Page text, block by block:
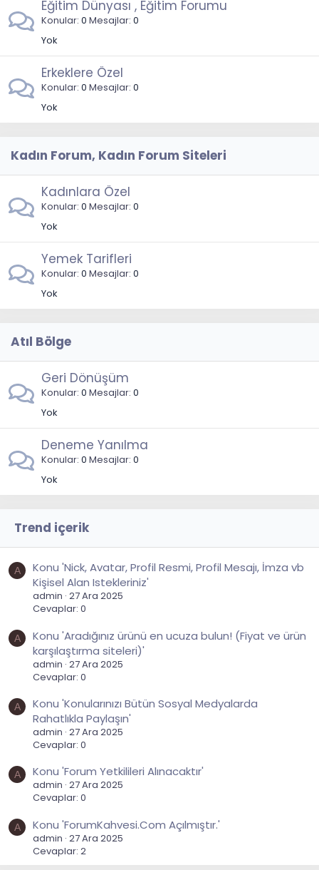
Eğitim Dünyası , Eğitim Forumu
Konular 0 Mesajlar 0
Yok
Erkeklere Özel
Konular 0 Mesajlar 0
Yok
Kadın Forum, Kadın Forum Siteleri
Kadınlara Özel
Konular 0 Mesajlar 0
Yok
Yemek Tarifleri
Konular 0 Mesajlar 0
Yok
Atıl Bölge
Geri Dönüşüm
Konular 0 Mesajlar 0
Yok
Deneme Yanılma
Konular 0 Mesajlar 0
Yok
Trend içerik
A
Konu 'Nick, Avatar, Profil Resmi, Profil Mesajı, İmza vb
Kişisel Alan Istekleriniz'
admin 27 Ara 2025
Cevaplar: 0
A
Konu 'Aradığınız ürünü en ucuza bulun! (Fiyat ve ürün
karşılaştırma siteleri)'
admin 27 Ara 2025
Cevaplar: 0
A
Konu 'Konularınızı Bütün Sosyal Medyalarda
Rahatlıkla Paylaşın'
admin 27 Ara 2025
Cevaplar: 0
A Konu 'Forum Yetkilileri Alınacaktır'
admin 27 Ara 2025
Cevaplar: 0
A Konu 'ForumKahvesi.Com Açılmıştır.'
admin 27 Ara 2025
Cevaplar: 2